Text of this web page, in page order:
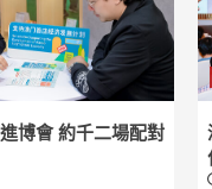
博會 約千二場配對